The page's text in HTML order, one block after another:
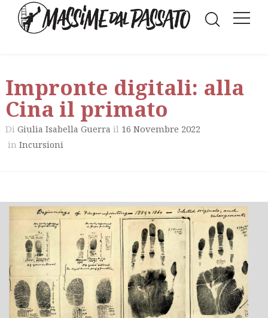
Impronte digitali: alla
Cina il primato
Di Giulia Isabella Guerra il 16 Novembre 2022
in Incursioni